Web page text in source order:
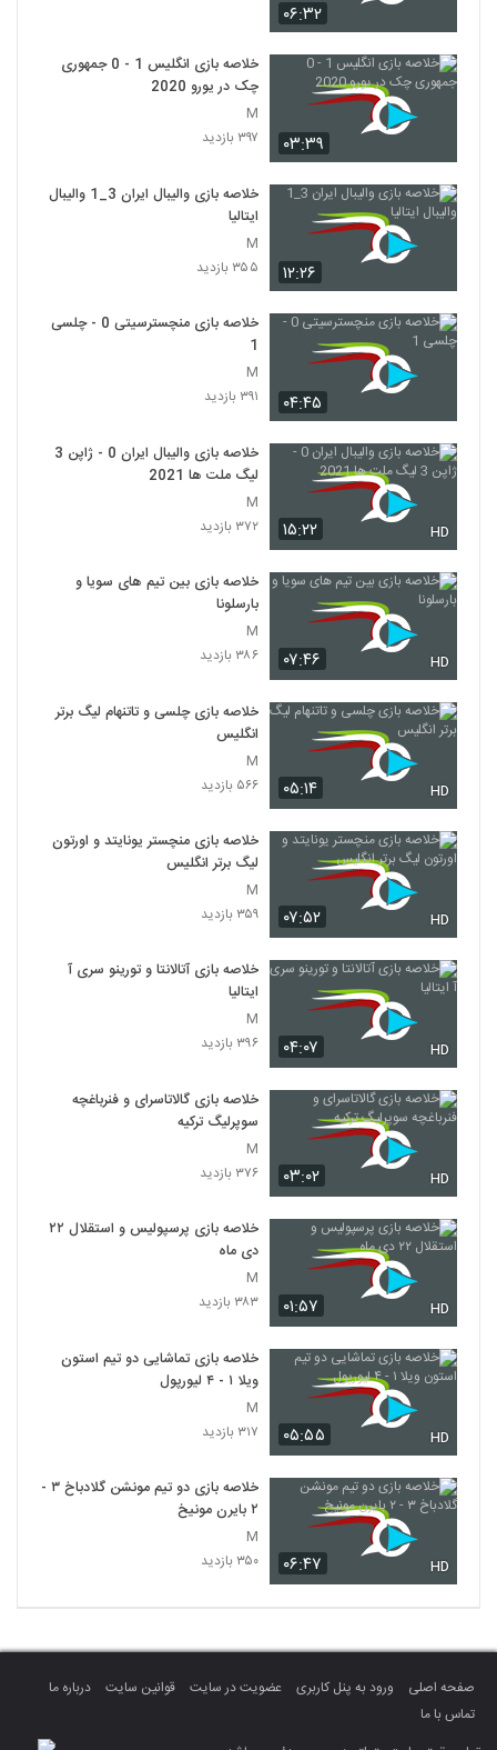
۰۶:۳۲
۰۳:۳۹
خلاصه بازی انگلیس 1 - 0 جمهوری
چک در یورو 2020
M
۳۹۷ بازدید
۱۲:۲۶
خلاصه بازی والیبال ایران 3_1 والیبال
ایتالیا
M
۳۵۵ بازدید
۰۴:۴۵
خلاصه بازی منچسترسیتی 0 - چلسی
1
M
۳۹۱ بازدید
۱۵:۲۲ HD
خلاصه بازی والیبال ایران 0 - ژاپن 3
لیگ ملت ها 2021
M
۳۷۲ بازدید
۰۷:۴۶ HD
خلاصه بازی بین تیم های سویا و
بارسلونا
M
۳۸۶ بازدید
۰۵:۱۴ HD
خلاصه بازی چلسی و تاتنهام لیگ برتر
انگلیس
M
۵۶۶ بازدید
۰۷:۵۲ HD
خلاصه بازی منچستر یونایتد و اورتون
لیگ برتر انگلیس
M
۳۵۹ بازدید
۰۴:۰۷ HD
خلاصه بازی آتالانتا و تورینو سری آ
ایتالیا
M
۳۹۶ بازدید
۰۳:۰۲ HD
خلاصه بازی گالاتاسرای و فنرباغچه
سوپرلیگ ترکیه
M
۳۷۶ بازدید
۰۱:۵۷ HD
خلاصه بازی پرسپولیس و استقلال ۲۲
دی ماه
M
۳۸۳ بازدید
۰۵:۵۵ HD
خلاصه بازی تماشایی دو تیم استون
ویلا ۱ - ۴ لیورپول
M
۳۱۷ بازدید
۰۶:۴۷ HD
خلاصه بازی دو تیم مونشن گلادباخ ۳ -
۲ بایرن مونیخ
M
۳۵۰ بازدید
صفحه اصلی ورود به پنل کاربری عضویت در سایت قوانین سایت
درباره ما
تماس با ما